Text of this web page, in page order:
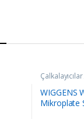
Çalkalayıcılar
WIGGENS
Mikroplate